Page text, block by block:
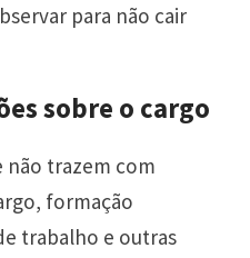
para não cair
sobre o cargo
não trazem com
formação
trabalho e outras